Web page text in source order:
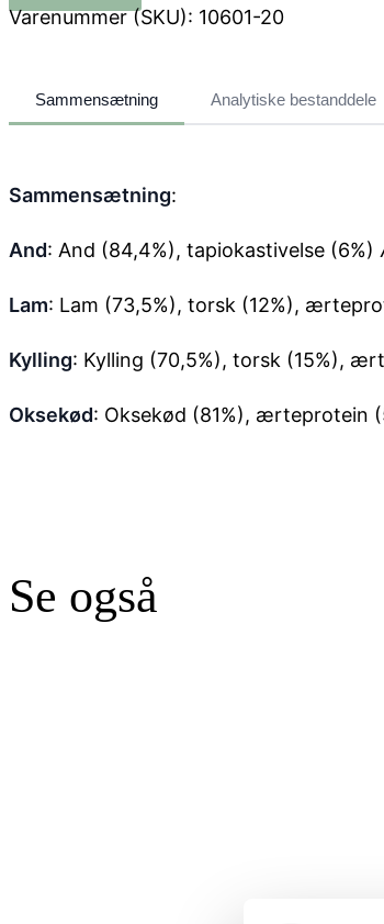
Varenummer (SKU): 10601-20
Sammensætning Analytiske bestanddele
Sammensætning:
And: And (84,4%), tapiokastivelse
Lam: Lam (73,5%), torsk (12%),
Kylling: Kylling (70,5%), torsk (15%),
Oksekød: Oksekød (81%), ærteprotein
Se også